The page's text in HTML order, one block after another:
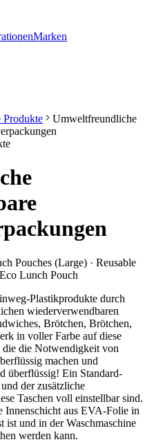
Marken
Produkte
Umweltfreundliche
Pouches (Large) · Reusable
Lunch Pouch
Plastikprodukte durch
wiederverwendbaren
Brötchen, Brötchen,
in voller Farbe auf diese
die Notwendigkeit von
machen und
überflüssig! Ein Standard-
der zusätzliche
Taschen voll einstellbar sind.
Innenschicht aus EVA-Folie in
ist und in der Waschmaschine
werden kann.